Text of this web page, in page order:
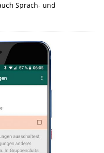
Sprach- und